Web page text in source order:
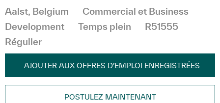
Emplacement
Aalst, Belgium Catégorie
Commercial et Business
Development
Temps plein
R51555
Régulier
AJOUTER AUX OFFRES D’EMPLOI ENREGISTRÉES
POSTULEZ MAINTENANT